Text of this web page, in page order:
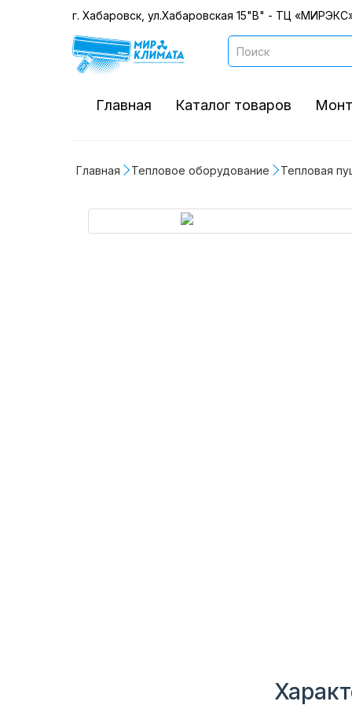
г. Хабаровск, ул.Хабаровская 15"В" - ТЦ
Главная Каталог товаров
Главная Тепловое оборудование Тепловая